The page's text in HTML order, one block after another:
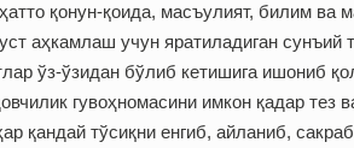
қонун-қоида, масъулият, билим ва
аҳкамлаш учун яратиладиган сунъий
ўз-ўзидан бўлиб кетишига ишониб
гувоҳномасини имкон қадар тез
қандай тўсиқни енгиб, айланиб,